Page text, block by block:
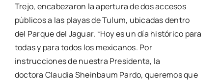
Trejo, encabezaron la apertura de dos accesos
públicos a las playas de Tulum, ubicadas dentro
del Parque del Jaguar. “Hoy es un día histórico para
todas y para todos los mexicanos. Por
instrucciones de nuestra Presidenta, la
doctora Claudia Sheinbaum Pardo, queremos que